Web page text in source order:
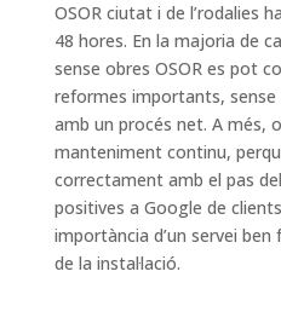
OSOR ciutat i de l’rodalies
48 hores. En la majoria de
sense obres OSOR es pot
reformes importants,
amb un procés net. A més,
manteniment continu,
correctament amb el pas
positives a Google de
importància d’un servei
de la instal·lació.